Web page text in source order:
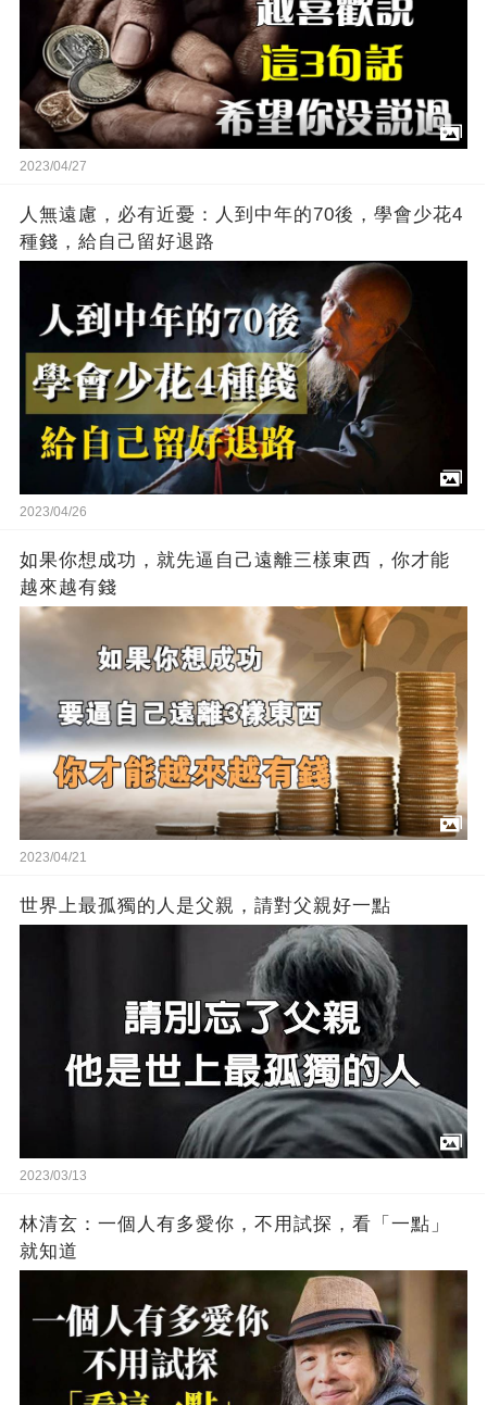
2023/04/27
人無遠慮，必有近憂：人到中年的70後，學會少花4
種錢，給自己留好退路
2023/04/26
如果你想成功，就先逼自己遠離三樣東西，你才能
越來越有錢
2023/04/21
世界上最孤獨的人是父親，請對父親好一點
2023/03/13
林清玄：一個人有多愛你，不用試探，看「一點」
就知道